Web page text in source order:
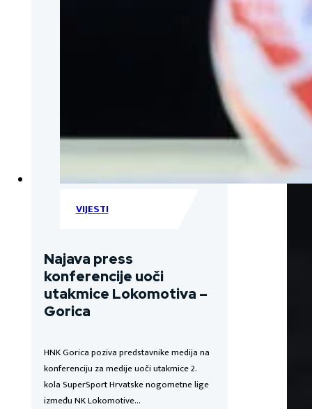
VIJESTI
Najava press
konferencije uoči
utakmice Lokomotiva –
Gorica
HNK Gorica poziva predstavnike medija na
konferenciju za medije uoči utakmice 2.
kola SuperSport Hrvatske nogometne lige
između NK Lokomotive…